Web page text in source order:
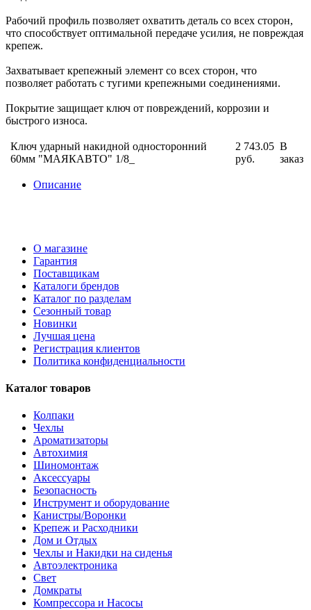
Рабочий профиль позволяет охватить деталь со всех сторон,
что способствует оптимальной передаче усилия, не повреждая
крепеж.
Захватывает крепежный элемент со всех сторон, что
позволяет работать с тугими крепежными соединениями.
Покрытие защищает ключ от повреждений, коррозии и
быстрого износа.
Ключ ударный накидной односторонний
60мм "МАЯКАВТО" 1/8_
2 743.05
руб.
В
заказ
Описание
О магазине
Гарантия
Поставщикам
Каталоги брендов
Каталог по разделам
Сезонный товар
Новинки
Лучшая цена
Регистрация клиентов
Политика конфиденциальности
Каталог товаров
Колпаки
Чехлы
Ароматизаторы
Автохимия
Шиномонтаж
Аксессуары
Безопасность
Инструмент и оборудование
Канистры/Воронки
Крепеж и Расходники
Дом и Отдых
Чехлы и Накидки на сиденья
Автоэлектроника
Свет
Домкраты
Компрессора и Насосы